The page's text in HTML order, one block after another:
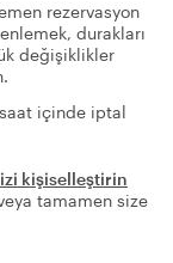
rezervasyon
durakları
değişiklikler
içinde iptal
kişiselleştirin
tamamen size